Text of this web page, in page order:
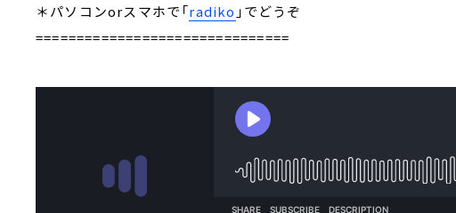
＊パソコンorスマホで「radiko 」でどうぞ
===============================